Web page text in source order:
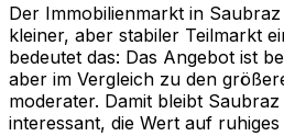
Der Immobilienmarkt in
kleiner, aber stabiler Teilmarkt
bedeutet das: Das Angebot ist
aber im Vergleich zu den
moderater. Damit bleibt
interessant, die Wert auf